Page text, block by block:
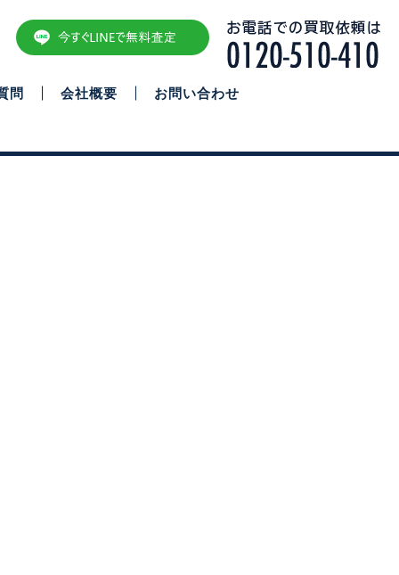
問 会社概要 お問い合わせ